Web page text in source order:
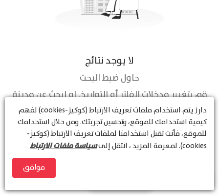
لا يوجد نتائج
حاول ضبط البحث
قم بتغيير مدخلات الفلتر أو التواريخ. او ابحث عن مدينة
أو منطقة أخرى
دارز
يتم استخدام ملفات تعريف الارتباط (كوكيز-cookies) لفهم
كيفية استخدامك للموقع، وتحسين تجربتك. ومن خلال استخدامك
للموقع، فأنت تقبل استخدامنا لملفات تعريف الارتباط (كوكيز-
cookies). لمعرفة المزيد ، انتقل إلى
سياسة ملفات الارتباط
موافق